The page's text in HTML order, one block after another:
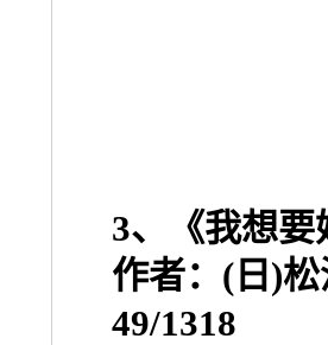
3、
《我想
作者： (日)
49/1318